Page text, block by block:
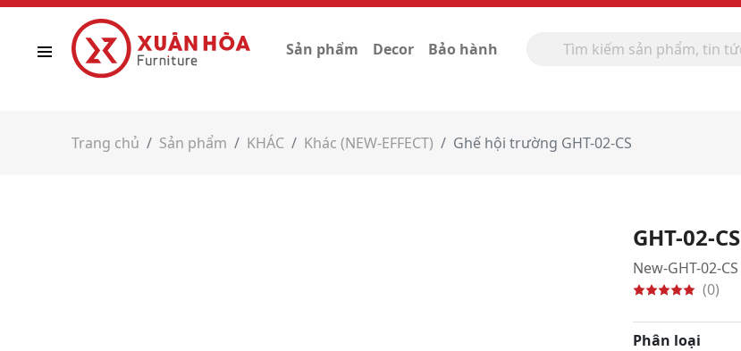
Sản phẩm Decor Bảo hành
Trang chủ Sản phẩm KHÁC Khác (NEW-EFFECT) Ghế hội trường GHT-02-CS
GHT-02-CS
New-GHT-02-CS
(0)
Phân loại